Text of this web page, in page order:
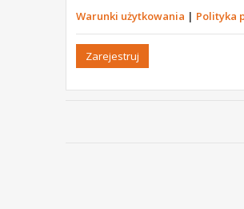
Warunki użytkowania | Polityka
Zarejestruj